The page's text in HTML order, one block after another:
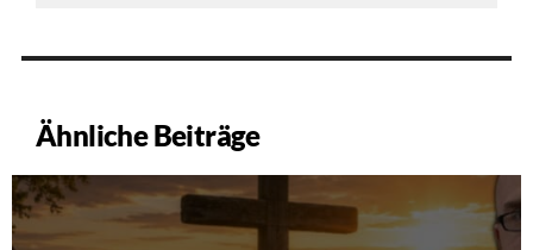
Ähnliche Beiträge